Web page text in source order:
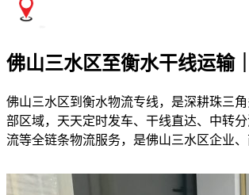
佛山三水区至衡水干线运输
佛山三水区到衡水物流专线，是深耕珠三
部区域，天天定时发车、干线直达、中转
流等全链条物流服务，是佛山三水区企业